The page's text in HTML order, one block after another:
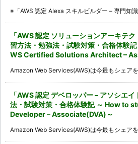
※「AWS 認定 Alexa スキルビルダー – 専門知
「AWS 認定 ソリューションアーキテ
習方法・勉強法・試験対策・合格体験
WS Certified Solutions Architect –
Amazon Web Services(AWS)は今最もシェア
「AWS 認定 デベロッパー – アソシエ
法・試験対策・合格体験記 ～ How to
Developer – Associate(DVA)～
Amazon Web Services(AWS)は今最もシェア